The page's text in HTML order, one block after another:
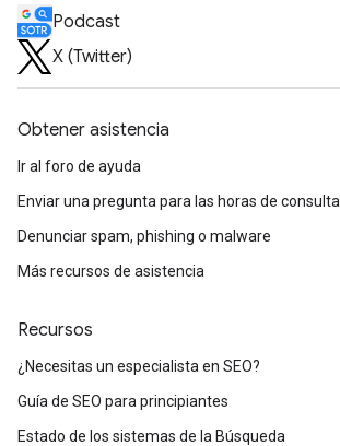
Podcast
X (Twitter)
Obtener asistencia
Ir al foro de ayuda
Enviar una pregunta para las horas de consulta
Denunciar spam, phishing o malware
Más recursos de asistencia
Recursos
¿Necesitas un especialista en SEO?
Guía de SEO para principiantes
Estado de los sistemas de la Búsqueda